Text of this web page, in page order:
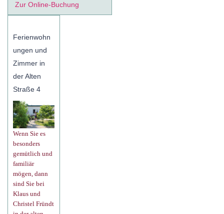
Zur Online-Buchung
Ferienwohn
ungen und
Zimmer in
der Alten
Straße 4
Wenn Sie es
besonders
gemütlich und
familiär
mögen, dann
sind Sie bei
Klaus und
Christel Fründt